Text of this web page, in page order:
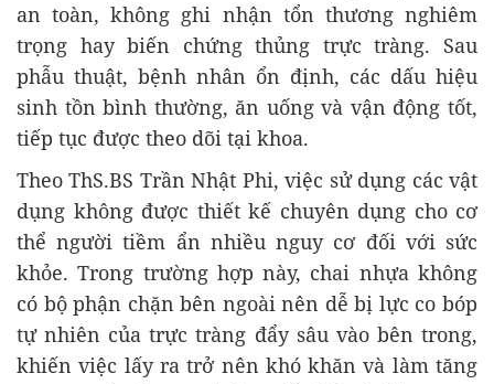
an toàn, không ghi nhận tổn thương nghiêm
trọng hay biến chứng thủng trực tràng. Sau
phẫu thuật, bệnh nhân ổn định, các dấu hiệu
sinh tồn bình thường, ăn uống và vận động tốt,
tiếp tục được theo dõi tại khoa.
Theo ThS.BS Trần Nhật Phi, việc sử dụng các vật
dụng không được thiết kế chuyên dụng cho cơ
thể người tiềm ẩn nhiều nguy cơ đối với sức
khỏe. Trong trường hợp này, chai nhựa không
có bộ phận chặn bên ngoài nên dễ bị lực co bóp
tự nhiên của trực tràng đẩy sâu vào bên trong,
khiến việc lấy ra trở nên khó khăn và làm tăng